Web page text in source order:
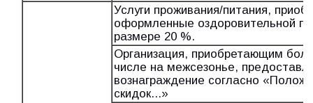
Услуги проживания/питания,
оформленные оздоровительной
размере 20 %.
Организация, приобретающим
числе на межсезонье,
вознаграждение согласно
скидок...»